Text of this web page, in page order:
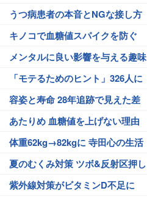
うつ病患者の本音とNGな接し方
キノコで血糖値スパイクを防ぐ
メンタルに良い影響を与える趣味
「モテるためのヒント」326人に
容姿と寿命 28年追跡で見えた差
あたりめ 血糖値を上げない理由
体重62kg→82kgに 寺田心の生活
夏のむくみ対策 ツボ&反射区押し
紫外線対策がビタミンD不足に